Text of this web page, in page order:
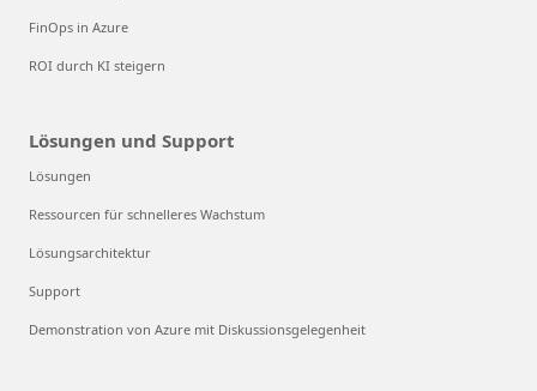
FinOps in Azure
ROI durch KI steigern
Lösungen und Support
Lösungen
Ressourcen für schnelleres Wachstum
Lösungsarchitektur
Support
Demonstration von Azure mit Diskussionsgelegenheit